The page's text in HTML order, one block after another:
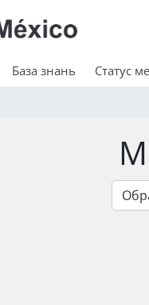
База знань Статус